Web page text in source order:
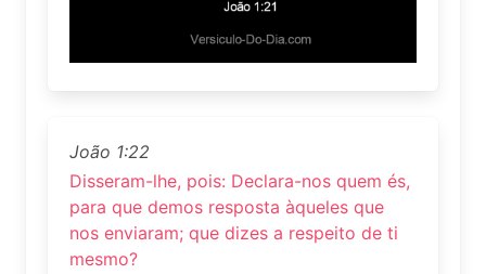
João 1:22
Disseram-lhe, pois: Declara-nos quem és,
para que demos resposta àqueles que
nos enviaram; que dizes a respeito de ti
mesmo?